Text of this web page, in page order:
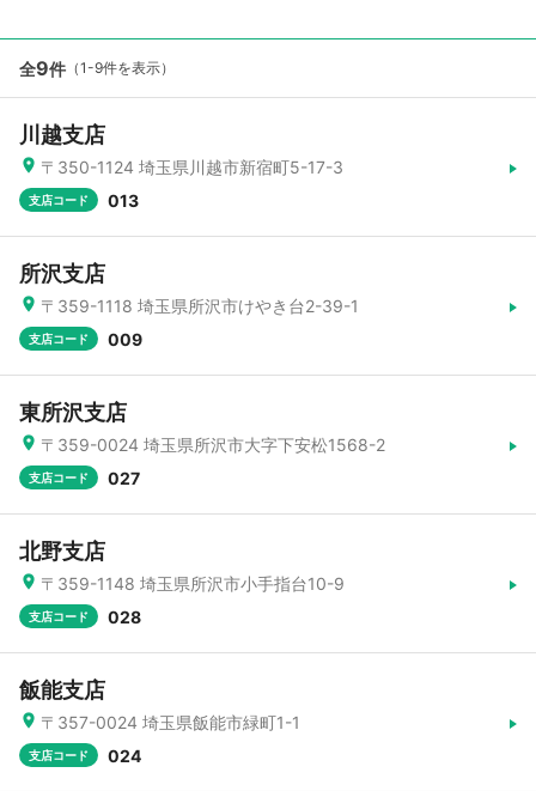
全9件 （1-9件を表示）
川越支店
〒350-1124 埼玉県川越市新宿町5-17-3
支店コード 013
所沢支店
〒359-1118 埼玉県所沢市けやき台2-39-1
支店コード 009
東所沢支店
〒359-0024 埼玉県所沢市大字下安松1568-2
支店コード 027
北野支店
〒359-1148 埼玉県所沢市小手指台10-9
支店コード 028
飯能支店
〒357-0024 埼玉県飯能市緑町1-1
支店コード 024